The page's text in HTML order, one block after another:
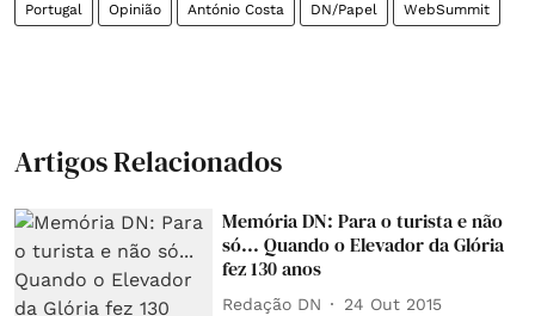
Portugal Opinião António Costa DN/Papel WebSummit
Artigos Relacionados
Memória DN: Para o turista e não
só... Quando o Elevador da Glória
fez 130 anos
Redação DN 24 Out 2015